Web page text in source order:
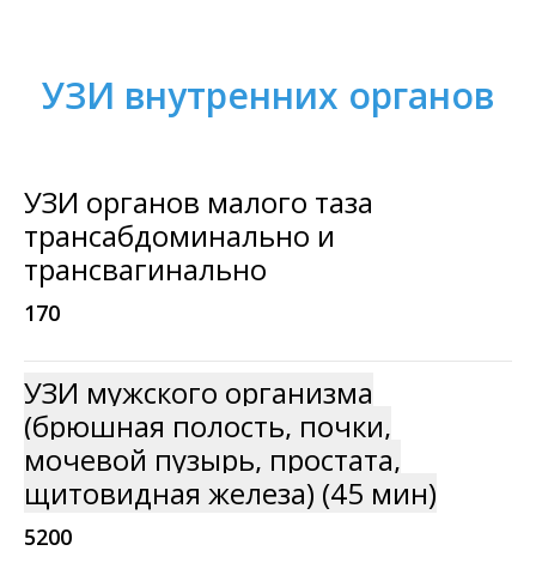
УЗИ внутренних органов
УЗИ органов малого таза
трансабдоминально и
трансвагинально
170
УЗИ мужского организма
(брюшная полость, почки,
мочевой пузырь, простата,
щитовидная железа) (45 мин)
5200